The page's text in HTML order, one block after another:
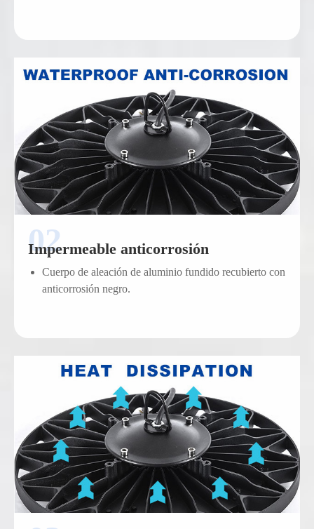
Impermeable anticorrosión
Cuerpo de aleación de aluminio fundido recubierto con
anticorrosión negro.